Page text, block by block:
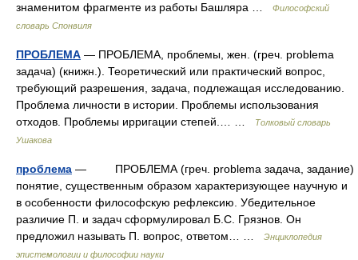
знаменитом фрагменте из работы Башляра …
Философский
словарь Спонвиля
ПРОБЛЕМА — ПРОБЛЕМА, проблемы, жен. (греч. problema
задача) (книжн.). Теоретический или практический вопрос,
требующий разрешения, задача, подлежащая исследованию.
Проблема личности в истории. Проблемы использования
отходов. Проблемы ирригации степей.… …
Толковый словарь
Ушакова
проблема — ПРОБЛЕМА (греч. problema задача, задание)
понятие, существенным образом характеризующее научную и
в особенности философскую рефлексию. Убедительное
различие П. и задач сформулировал Б.С. Грязнов. Он
предложил называть П. вопрос, ответом… …
Энциклопедия
эпистемологии и философии науки